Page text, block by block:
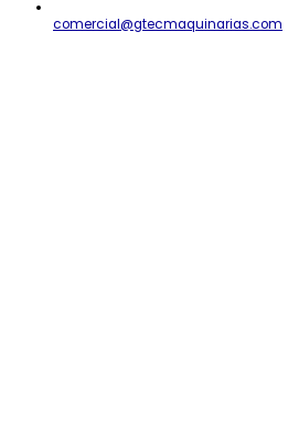
comercial@gtecmaquinarias.com